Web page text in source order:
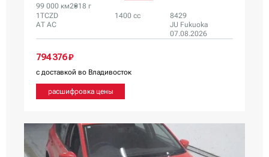
99 000 км2018 г
1TCZD
AT AC
1400 сс
8429
JU Fukuoka
07.08.2026
794 376 ₽
с доставкой во Владивосток
расшифровка цены